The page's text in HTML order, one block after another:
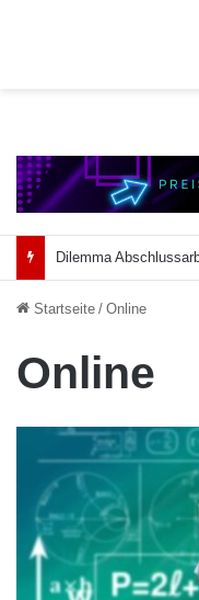
Startseite / Online
Online